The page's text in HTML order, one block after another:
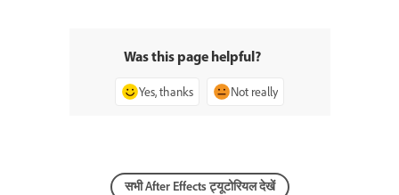
Was this page helpful?
Yes, thanks Not really
सभी After Effects ट्यूटोरियल देखें